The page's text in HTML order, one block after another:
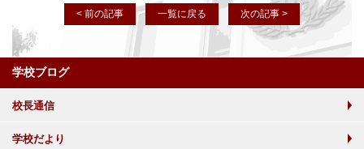
< 前の記事 一覧に戻る 次の記事 >
学校ブログ
校長通信
学校だより